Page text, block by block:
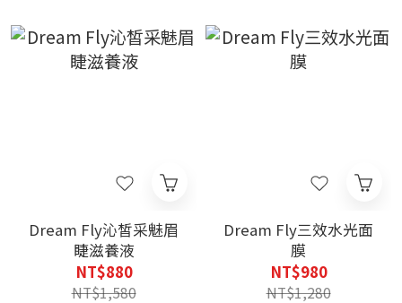
Dream Fly沁皙采魅眉
睫滋養液
NT$880
NT$1,580
Dream Fly三效水光面
膜
NT$980
NT$1,280